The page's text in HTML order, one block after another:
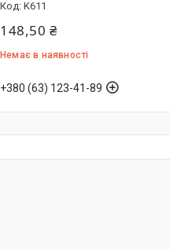
K611
148,50 ₴
Немає в наявності
+380 (63) 123-41-89